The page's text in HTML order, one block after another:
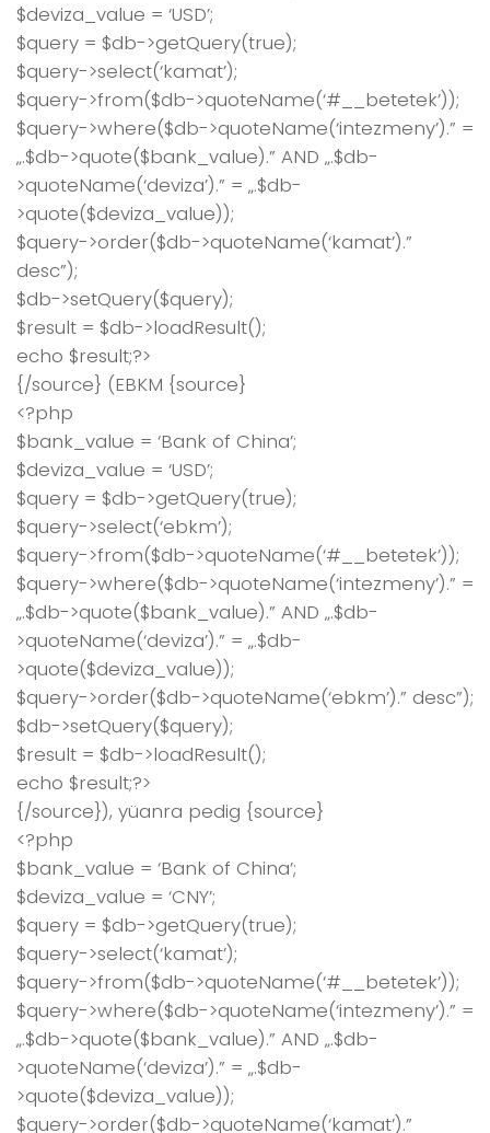
$deviza_value = ‘USD’;
$query = $db->getQuery(true);
$query->select(‘kamat’);
$query->from($db->quoteName(‘#__betetek’));
$query->where($db->quoteName(‘intezmeny’).” =
„.$db->quote($bank_value).” AND „.$db-
>quoteName(‘deviza’).” = „.$db-
>quote($deviza_value));
$query->order($db->quoteName(‘kamat’).”
desc”);
$db->setQuery($query);
$result = $db->loadResult();
echo $result;?>
{/source} (EBKM {source}
<?php
$bank_value = ‘Bank of China’;
$deviza_value = ‘USD’;
$query = $db->getQuery(true);
$query->select(‘ebkm’);
$query->from($db->quoteName(‘#__betetek’));
$query->where($db->quoteName(‘intezmeny’).” =
„.$db->quote($bank_value).” AND „.$db-
>quoteName(‘deviza’).” = „.$db-
>quote($deviza_value));
$query->order($db->quoteName(‘ebkm’).” desc”);
$db->setQuery($query);
$result = $db->loadResult();
echo $result;?>
{/source}), yüanra pedig {source}
<?php
$bank_value = ‘Bank of China’;
$deviza_value = ‘CNY’;
$query = $db->getQuery(true);
$query->select(‘kamat’);
$query->from($db->quoteName(‘#__betetek’));
$query->where($db->quoteName(‘intezmeny’).” =
„.$db->quote($bank_value).” AND „.$db-
>quoteName(‘deviza’).” = „.$db-
>quote($deviza_value));
$query->order($db->quoteName(‘kamat’).”